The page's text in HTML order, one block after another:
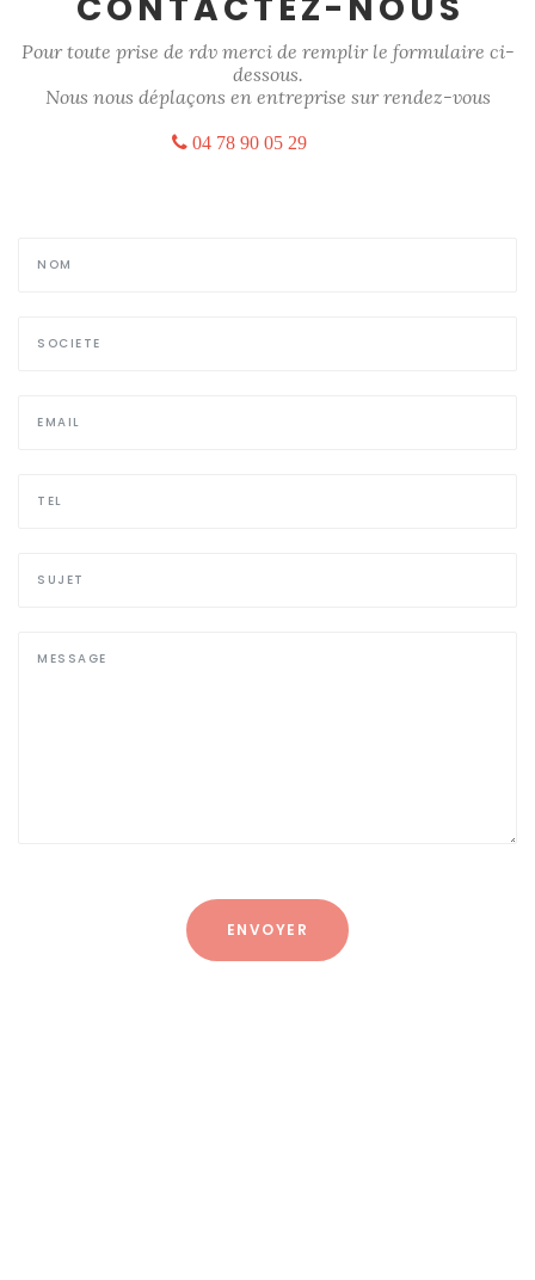
Pour toute prise de rdv merci de remplir le formulaire ci-
dessous.
Nous nous déplaçons en entreprise sur rendez-vous
04 78 90 05 29